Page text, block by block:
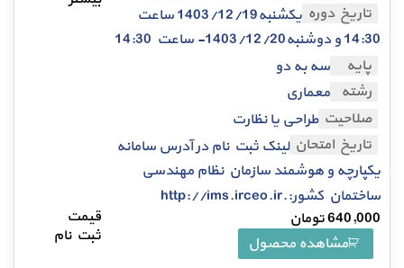
تاریخ دوره
یکشنبه1403/12/19 ساعت
14:30 و دوشنبه1403/12/20- ساعت 14:30
پایه
سه به دو
رشته معماری
صلاحیت طراحی یا نظارت
تاریخ امتحان لینک ثبت نام در آدرس سامانه
یکپارچه و هوشمند سازمان نظام مهندسی
ساختمان کشور:.http://ims.irceo.ir
640,000تومان
مشاهده محصول